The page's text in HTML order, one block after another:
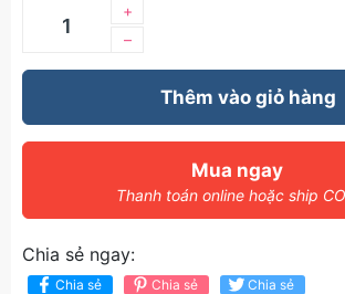
–
+
Thêm vào giỏ hàng
Mua ngay
Thanh toán online hoặc ship
Chia sẻ ngay:
Chia sẻ Chia sẻ Chia sẻ